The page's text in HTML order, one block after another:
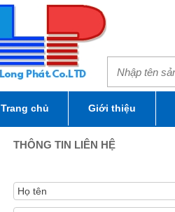
Trang chủ Giới thiệu
THÔNG TIN LIÊN HỆ